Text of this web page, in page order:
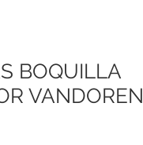
BOQUILLA
VANDOREN